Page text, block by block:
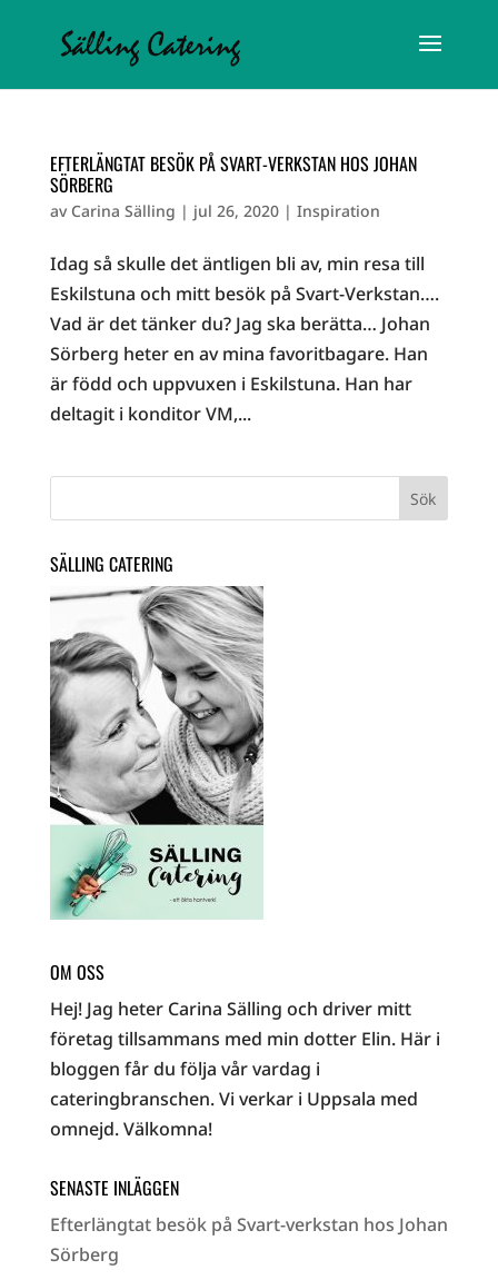
EFTERLÄNGTAT BESÖK PÅ SVART-VERKSTAN HOS JOHAN
SÖRBERG
av Carina Sälling | jul 26, 2020| Inspiration
Idag så skulle det äntligen bli av, min resa till
Eskilstuna och mitt besök på Svart-Verkstan….
Vad är det tänker du? Jag ska berätta… Johan
Sörberg heter en av mina favoritbagare. Han
är född och uppvuxen i Eskilstuna. Han har
deltagit i konditor VM,...
SÄLLING CATERING
OM OSS
Hej! Jag heter Carina Sälling och driver mitt
företag tillsammans med min dotter Elin. Här i
bloggen får du följa vår vardag i
cateringbranschen. Vi verkar i Uppsala med
omnejd. Välkomna!
SENASTE INLÄGGEN
Efterlängtat besök på Svart-verkstan hos Johan
Sörberg